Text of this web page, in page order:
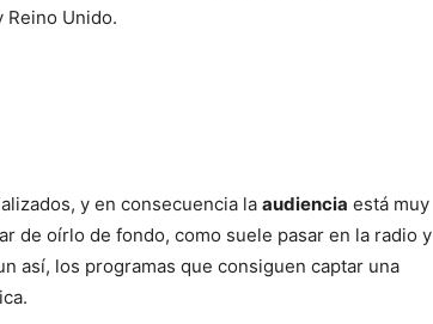
Reino Unido.
y en consecuencia la audiencia está muy
de oírlo de fondo, como suele pasar en la radio y
así, los programas que consiguen captar una